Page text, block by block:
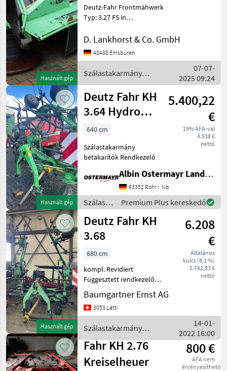
Használt gép
Deutz-Fahr Frontmähwerk
Typ: 3.27 FS in
Szálastakarmány
D. Lankhorst & Co. GmbH
48488 Emsbüren
Szálastakarmány
betakarítók / Deutz Fahr
07-07-
2025 09:24
Használt gép
Deutz Fahr KH
3.64 Hydro
Super
5.400,22
€
19% ÁFA-val
4.538 €
nettó
640 cm
Szálastakarmány
betakarítók Rendkezelő
Albin Ostermayr Landmaschinenhandel e.K.
93352 Rohr i. Nb
Szálastakarmány
betakarítók
/ Deutz
Fahr
Premium Plus kereskedő
Használt gép
Deutz Fahr KH
3.68
6.208
€
Általános
kulcs (8,1 %)
5.742,83 €
nettó
680 cm
kompl. Revidiert
Függesztett rendkezelő
Szálastakarmány
betakarítók Rendkezelő
Baumgartner Ernst AG
3053 Lätti
Szálastakarmány
betakarítók / Deutz Fahr
14-01-
2022 16:00
Fahr KH 2.76
Kreiselheuer
800 €
ÁFA nem
érvényesíthető